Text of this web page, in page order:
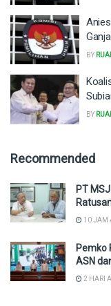
BY
BY
Recommended
PT
10 JAM
Pemko
ASN
2 HARI